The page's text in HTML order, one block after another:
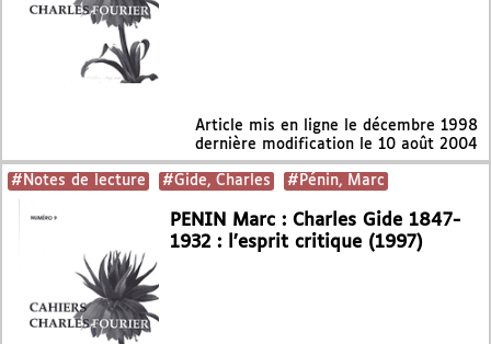
Article mis en ligne le décembre 1998
dernière modification le 10 août 2004
#Notes de lecture #Gide, Charles #Pénin, Marc
PENIN Marc : Charles Gide 1847-
1932 : l’esprit critique (1997)